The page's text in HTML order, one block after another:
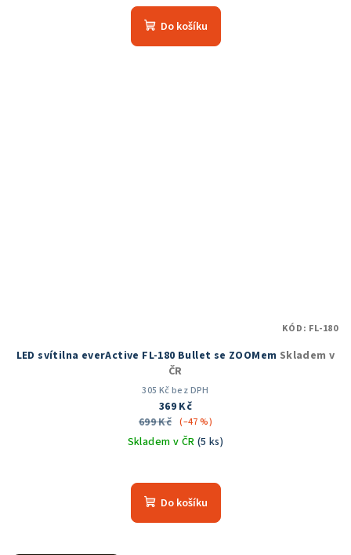
Do košíku
LED svítilna everActive FL-180 Bullet se ZOOMem Skladem v
ČR
305 Kč bez DPH
369 Kč
699 Kč (–47 %)
Skladem v ČR (5 ks)
Do košíku
KÓD: FL-180